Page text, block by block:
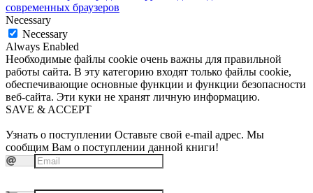
современных браузеров
Necessary
Necessary
Always Enabled
Необходимые файлы cookie очень важны для правильной
работы сайта. В эту категорию входят только файлы cookie,
обеспечивающие основные функции и функции безопасности
веб-сайта. Эти куки не хранят личную информацию.
SAVE & ACCEPT
Узнать о поступлении Оставьте свой e-mail адрес. Мы
сообщим Вам о поступлении данной книги!